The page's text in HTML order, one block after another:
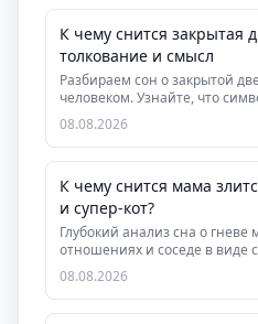
К чему снится закрытая
толкование и смысл
Разбираем сон о закрытой
человеком. Узнайте, что
08.08.2026
К чему снится мама
и супер-кот?
Глубокий анализ сна о гневе
отношениях и соседе в виде
этот...
08.08.2026